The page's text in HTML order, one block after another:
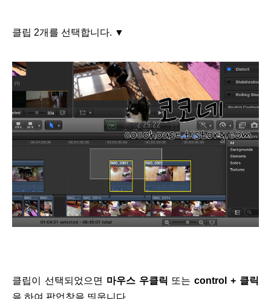
클립 2개를 선택합니다. ▼
클립이 선택되었으면 마우스 우클릭 또는control + 클릭